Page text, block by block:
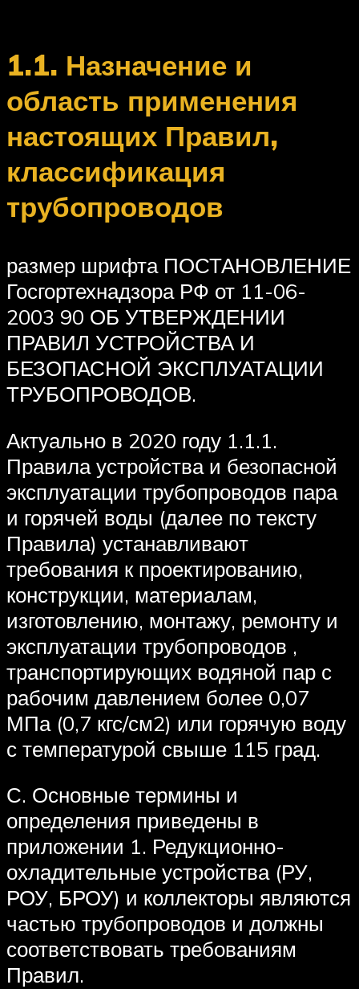
1.1. Назначение и
область применения
настоящих Правил,
классификация
трубопроводов
размер шрифта ПОСТАНОВЛЕНИЕ
Госгортехнадзора РФ от 11-06-
2003 90 ОБ УТВЕРЖДЕНИИ
ПРАВИЛ УСТРОЙСТВА И
БЕЗОПАСНОЙ ЭКСПЛУАТАЦИИ
ТРУБОПРОВОДОВ.
Актуально в 2020 году 1.1.1.
Правила устройства и безопасной
эксплуатации трубопроводов пара
и горячей воды (далее по тексту
Правила) устанавливают
требования к проектированию,
конструкции, материалам,
изготовлению, монтажу, ремонту и
эксплуатации трубопроводов ,
транспортирующих водяной пар с
рабочим давлением более 0,07
МПа (0,7 кгс/см2) или горячую воду
с температурой свыше 115 град.
С. Основные термины и
определения приведены в
приложении 1. Редукционно-
охладительные устройства (РУ,
РОУ, БРОУ) и коллекторы являются
частью трубопроводов и должны
соответствовать требованиям
Правил.